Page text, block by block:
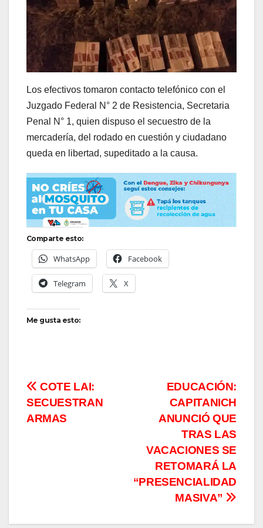
Los efectivos tomaron contacto telefónico con el
Juzgado Federal N° 2 de Resistencia, Secretaria
Penal N° 1, quien dispuso el secuestro de la
mercadería, del rodado en cuestión y ciudadano
queda en libertad, supeditado a la causa.
Comparte esto:
WhatsApp Facebook
Telegram X
Me gusta esto:
Navegación
de
EDUCACIÓN:
CAPITANICH
ANUNCIÓ QUE
TRAS LAS
VACACIONES SE
RETOMARÁ LA
“PRESENCIALIDAD
MASIVA”
COTE LAI:
SECUESTRAN
ARMAS